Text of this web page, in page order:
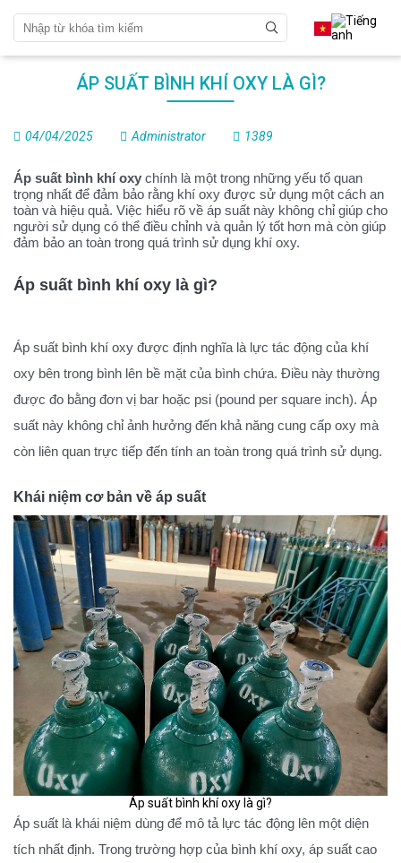
ÁP SUẤT BÌNH KHÍ OXY LÀ GÌ?
04/04/2025 Administrator 1389
Áp suất bình khí oxy chính là một trong những yếu tố quan
trọng nhất để đảm bảo rằng khí oxy được sử dụng một cách an
toàn và hiệu quả. Việc hiểu rõ về áp suất này không chỉ giúp cho
người sử dụng có thể điều chỉnh và quản lý tốt hơn mà còn giúp
đảm bảo an toàn trong quá trình sử dụng khí oxy.
Áp suất bình khí oxy là gì?
Áp suất bình khí oxy được định nghĩa là lực tác động của khí
oxy bên trong bình lên bề mặt của bình chứa. Điều này thường
được đo bằng đơn vị bar hoặc psi (pound per square inch). Áp
suất này không chỉ ảnh hưởng đến khả năng cung cấp oxy mà
còn liên quan trực tiếp đến tính an toàn trong quá trình sử dụng.
Khái niệm cơ bản về áp suất
Áp suất bình khí oxy là gì?
Áp suất là khái niệm dùng để mô tả lực tác động lên một diện
tích nhất định. Trong trường hợp của bình khí oxy, áp suất cao